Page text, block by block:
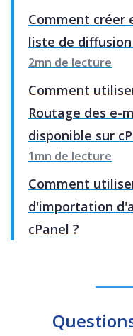
Comment créer
liste de diffusion
2mn de lecture
Comment
Routage des e-
disponible sur
1mn de lecture
Comment
d'importation
cPanel ?